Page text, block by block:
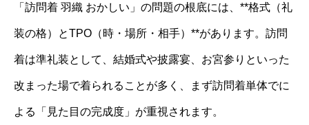
「訪問着 羽織 おかしい」の問題の根底には、**格式（礼
装の格）とTPO（時・場所・相手）**があります。訪問
着は準礼装として、結婚式や披露宴、お宮参りといった
改まった場で着られることが多く、まず訪問着単体でに
よる「見た目の完成度」が重視されます。